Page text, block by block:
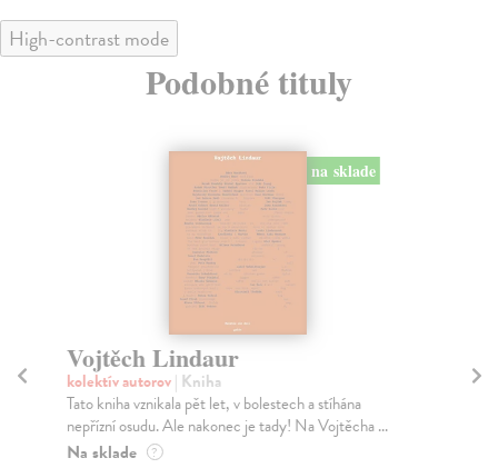
High-contrast mode
Podobné tituly
na sklade
Vojtěch Lindaur
kolektív autorov| Kniha
Tato kniha vznikala pět let, v bolestech a stíhána
nepřízní osudu. Ale nakonec je tady! Na Vojtěcha ...
Na sklade ?